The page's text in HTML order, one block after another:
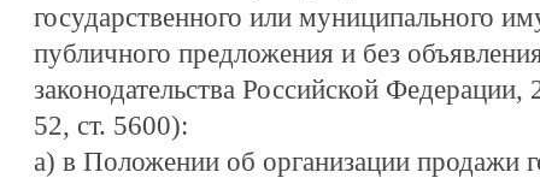
государственного или муниципального
публичного предложения и без
законодательства Российской
52, ст. 5600):
а) в Положении об организации продажи